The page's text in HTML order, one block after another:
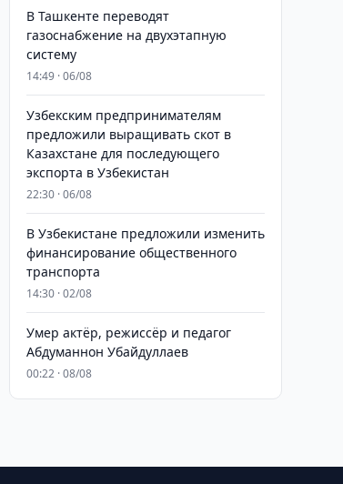
В Ташкенте переводят
газоснабжение на двухэтапную
систему
14:49 · 06/08
Узбекским предпринимателям
предложили выращивать скот в
Казахстане для последующего
экспорта в Узбекистан
22:30 · 06/08
В Узбекистане предложили изменить
финансирование общественного
транспорта
14:30 · 02/08
Умер актёр, режиссёр и педагог
Абдуманнон Убайдуллаев
00:22 · 08/08